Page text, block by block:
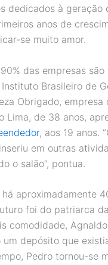
dedicados à
anos de
se muito amor.
das empresas
Brasileiro de
Obrigado,
Lima, de 38 anos,
, aos 19 anos.
em outras
o salão”, pontua.
aproximadamente
foi do patriarca
comodidade,
depósito que
Pedro tornou-se